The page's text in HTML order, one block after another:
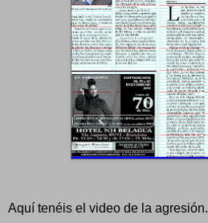
Aquí tenéis el video de la agresión.